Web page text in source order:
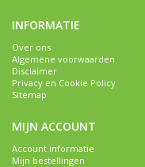
INFORMATIE
Over ons
Algemene voorwaarden
Disclaimer
Privacy en Cookie Policy
Sitemap
MIJN ACCOUNT
Account informatie
Mijn bestellingen